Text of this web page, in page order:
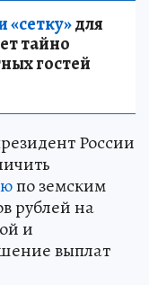
для
тайно
гостей
России
по земским
рублей на
и
выплат